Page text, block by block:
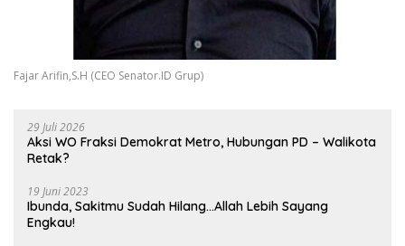
Fajar Arifin,S.H (CEO Senator.ID Grup)
29 Juli 2026
Aksi WO Fraksi Demokrat Metro, Hubungan PD – Walikota
Retak?
19 Juni 2023
Ibunda, Sakitmu Sudah Hilang…Allah Lebih Sayang
Engkau!